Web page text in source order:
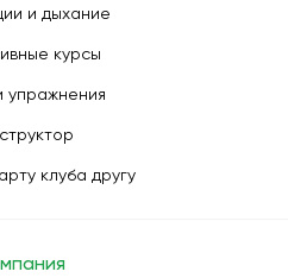
и дыхание
курсы
упражнения
клуба другу